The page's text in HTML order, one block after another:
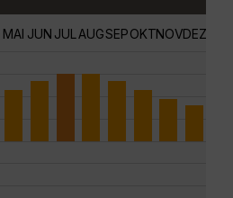
MAI JUN JUL AUGSEPOKTNOVDEZ